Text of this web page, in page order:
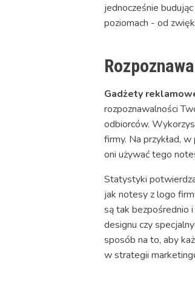
jednocześnie
poziomach - od
Gadżety
rozpoznawalności
odbiorców.
firmy. Na przykład,
oni używać tego
Statystyki
jak notesy z logo
są tak bezpośrednio
designu czy
sposób na to, aby
w strategii